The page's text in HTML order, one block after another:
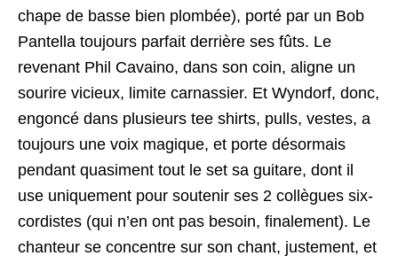
chape de basse bien plombée), porté par un Bob
Pantella toujours parfait derrière ses fûts. Le
revenant Phil Cavaino, dans son coin, aligne un
sourire vicieux, limite carnassier. Et Wyndorf, donc,
engoncé dans plusieurs tee shirts, pulls, vestes, a
toujours une voix magique, et porte désormais
pendant quasiment tout le set sa guitare, dont il
use uniquement pour soutenir ses 2 collègues six-
cordistes (qui n’en ont pas besoin, finalement). Le
chanteur se concentre sur son chant, justement, et